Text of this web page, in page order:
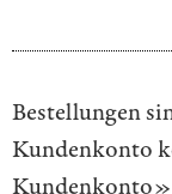
Bestellungen
Kundenkonto
Kundenkonto»